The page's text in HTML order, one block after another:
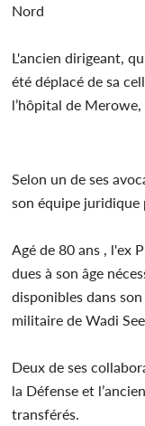
Nord
L'ancien dirigeant,
été déplacé de sa
l’hôpital de
Selon un de ses
son équipe juridique
Agé de 80 ans , l'ex
dues à son âge
disponibles dans
militaire de Wadi
Deux de ses
la Défense et
transférés.